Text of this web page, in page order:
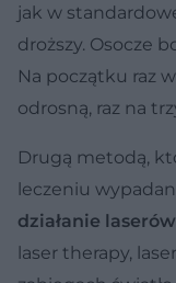
jak w
droższy. Osocze
Na początku raz
odrosną, raz na
Drugą metodą,
leczeniu
działanie laserów
laser therapy,